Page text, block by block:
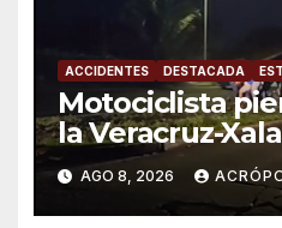
ACCIDENTES DESTACADA
Motociclista
la Veracruz-
AGO 8, 2026